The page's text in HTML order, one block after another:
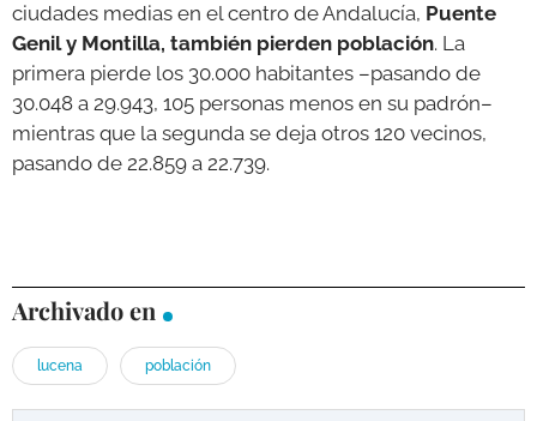
ciudades medias en el centro de Andalucía, Puente
Genil y Montilla, también pierden población. La
primera pierde los 30.000 habitantes –pasando de
30.048 a 29.943, 105 personas menos en su padrón–
mientras que la segunda se deja otros 120 vecinos,
pasando de 22.859 a 22.739.
Archivado en
lucena población